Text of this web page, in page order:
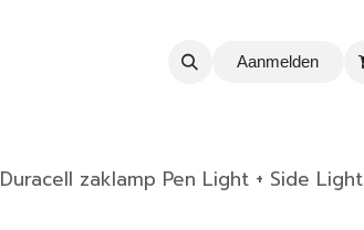
Aanmelden
Duracell zaklamp Pen Light + Side Light